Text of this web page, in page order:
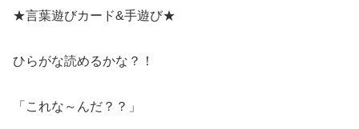
★言葉遊びカード&手遊び★
ひらがな読めるかな？！
「これな～んだ？？」